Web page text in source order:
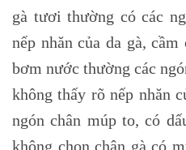
gà tươi thường có các
nếp nhăn của da gà,
bơm nước thường các
không thấy rõ nếp nhăn
ngón chân múp to, có
không chọn chân gà có